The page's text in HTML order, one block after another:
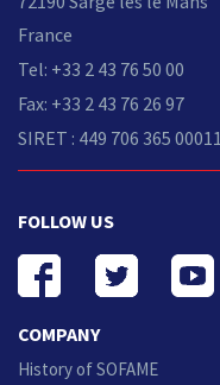
France
Tel: +33 2 43 76 50 00
Fax: +33 2 43 76 26 97
SIRET : 449 706 365 00011
FOLLOW US
COMPANY
History of SOFAME